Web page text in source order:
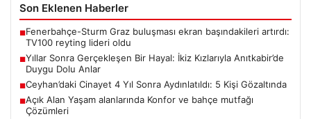
Son Eklenen Haberler
■Fenerbahçe-Sturm Graz buluşması ekran başındakileri artırdı:
TV100 reyting lideri oldu
■Yıllar Sonra Gerçekleşen Bir Hayal: İkiz Kızlarıyla Anıtkabir’de
Duygu Dolu Anlar
■Ceyhan’daki Cinayet 4 Yıl Sonra Aydınlatıldı: 5 Kişi Gözaltında
■Açık Alan Yaşam alanlarında Konfor ve bahçe mutfağı
Çözümleri